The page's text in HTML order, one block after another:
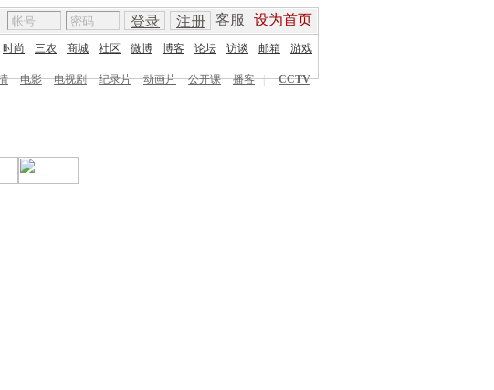
客服 设为首页
登录 注册
时尚 三农 商城 社区 微博 博客 论坛 访谈 邮箱 游戏
电影 电视剧 纪录片 动画片 公开课 播客 |
CCTV